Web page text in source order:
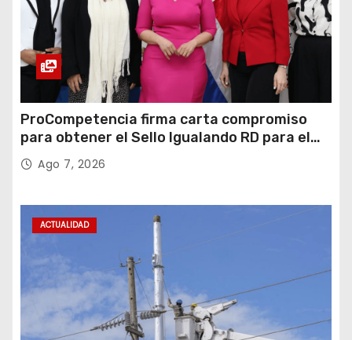
ProCompetencia firma carta compromiso
para obtener el Sello Igualando RD para el
Sector Público
Ago 7, 2026
ACTUALIDAD